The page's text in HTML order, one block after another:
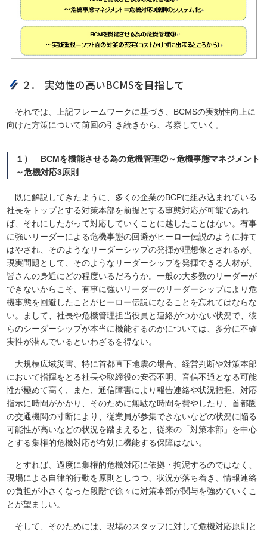
２. 実効性の高いBCMSを目指して
それでは、上記フレームワークに基づき、BCMSの実効性向上に
向けた方策について前回の引き続きから、考察していく。
１） BCMを機能させる為の危機管理②～危機事態マネジメント
～危機対応3原則
既に解説してきたように、多くの企業のBCPに組み込まれている
社長をトップとする対策本部を前提とする事態対応が可能であれ
ば、それにしたがって対応していくことに越したことはない。有事
に強いリーダーによる危機事態の回避がヒーロー伝説のように持て
はやされ、そのようなリーダーシップの発揮が理想像とされるが、
現実問題として、そのようなリーダーシップを発揮できる人材が、
皆さんの身近にどの程度いるだろうか。一般の大多数のリーダーが
できないからこそ、有事に強いリーダーのリーダーシップにより危
機事態を回避したことがヒーロー伝説になることを忘れてはならな
い。まして、社長や危機管理担当役員と連絡がつかない状況で、彼
らのシーダーシップが本当に機能するのかについては、多分に不確
実性が潜んでいるといわざるを得ない。
大規模広域災害、特に首都直下地震の場合、経営判断や対策本部
において指揮をとる社長や取締役の安否不明、音信不通となる可能
性が極めて高く、また、通信障害により報告連絡や状況把握、対応
指示に時間がかかり、そのために無駄な時間を費やしたり、首都圏
の交通機関の寸断により、従業員が参集できないなどの状況に陥る
可能性が高いなどの状況を踏まえると、従来の「対策本部」を中心
とする集権的危機対応が有効に機能する保障はない。
とすれば、過度に集権的危機対応に依拠・拘泥するのではなく、
現場による自律的行動を原則としつつ、状況が落ち着き、情報連絡
の負担が小さくなった段階で徐々に対策本部が関与を強めていくこ
とが望ましい。
そして、そのためには、現場のスタッフに対して危機対応原則と